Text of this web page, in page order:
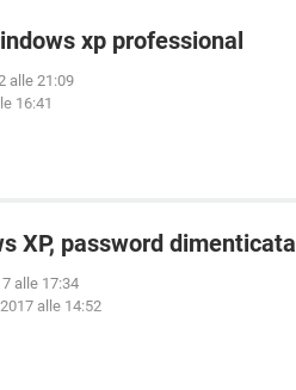
xp professional
alle 21:09
16:41
XP, password dimenticata
alle 17:34
alle 14:52